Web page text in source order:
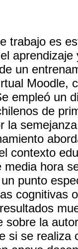
trabajo es
un
Moodle,
empleó un
de
la
contexto
media hora
punto
cognitivas
sobre la
si se realiza